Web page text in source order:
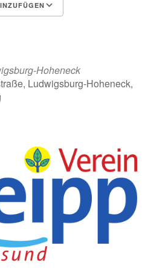
Hoheneck
Ludwigsburg-Hoheneck,